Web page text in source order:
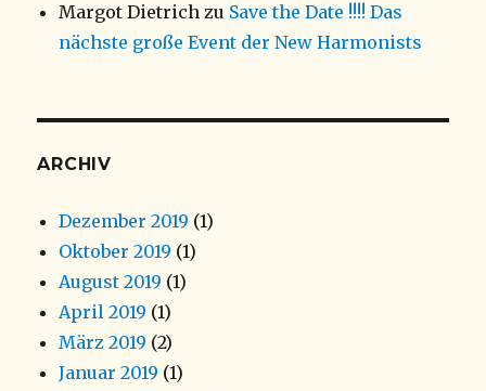
Margot Dietrich zu Save the Date !!!! Das
nächste große Event der New Harmonists
ARCHIV
Dezember 2019 (1)
Oktober 2019 (1)
August 2019 (1)
April 2019 (1)
März 2019 (2)
Januar 2019 (1)